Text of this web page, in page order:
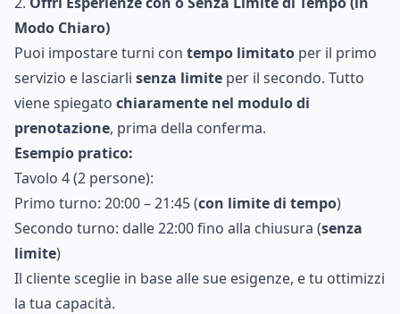
Modo Chiaro)
Puoi impostare turni con tempo limitato per il primo
servizio e lasciarli senza limite per il secondo. Tutto
viene spiegato chiaramente nel modulo di
prenotazione, prima della conferma.
Esempio pratico:
Tavolo 4 (2 persone):
Primo turno: 20:00 – 21:45 (con limite di tempo)
Secondo turno: dalle 22:00 fino alla chiusura (senza
limite)
Il cliente sceglie in base alle sue esigenze, e tu ottimizzi
la tua capacità.